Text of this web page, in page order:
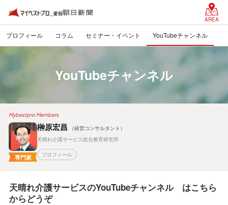
AREA
プロフィール コラム セミナー・イベント YouTubeチャンネル
YouTubeチャンネル
Mybestpro Members
専門家
榊原宏昌
（経営コンサルタント）
天晴れ介護サービス総合教育研究所
プロフィール
天晴れ介護サービスのYouTubeチャンネル はこちら
からどうぞ